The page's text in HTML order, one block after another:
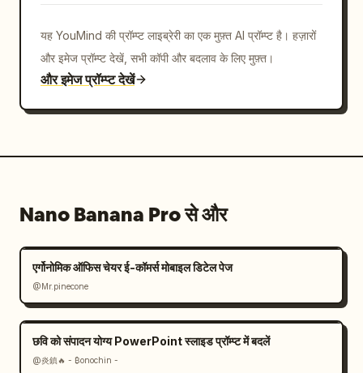
यह YouMind की प्रॉम्प्ट लाइब्रेरी का एक मुफ़्त AI प्रॉम्प्ट है। हज़ारों
और इमेज प्रॉम्प्ट देखें, सभी कॉपी और बदलाव के लिए मुफ़्त।
और इमेज प्रॉम्प्ट देखें
Nano Banana Pro से और
एर्गोनोमिक ऑफिस चेयर ई-कॉमर्स मोबाइल डिटेल पेज
@Mr.pinecone
छवि को संपादन योग्य PowerPoint स्लाइड प्रॉम्प्ट में बदलें
@炎鎮🔥 - ₿onochin -